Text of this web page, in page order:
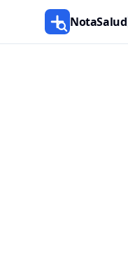
NotaSalud